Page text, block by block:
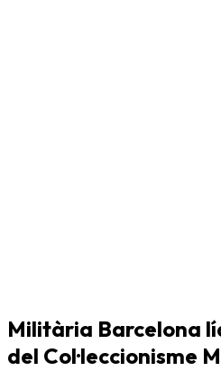
Militària Barcelona
del Col·leccionisme